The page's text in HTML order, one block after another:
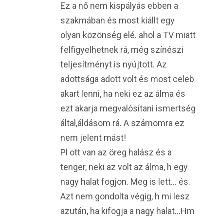
Ez a nő nem kispályás ebben a
szakmában és most kiállt egy
olyan közönség elé. ahol a TV miatt
felfigyelhetnek rá, még színészi
teljesítményt is nyújtott. Az
adottsága adott volt és most celeb
akart lenni, ha neki ez az álma és
ezt akarja megvalósítani ismertség
által,áldásom rá. A számomra ez
nem jelent mást!
Pl ott van az öreg halász és a
tenger, neki az volt az álma, h egy
nagy halat fogjon. Meg is lett… és.
Azt nem gondolta végig, h mi lesz
azután, ha kifogja a nagy halat…Hm